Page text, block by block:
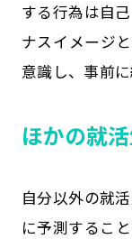
する行為は自
ナスイメージ
意識し、事前
ほかの就
自分以外の就
に予測するこ